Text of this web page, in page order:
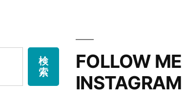
検
索
FOLLOW
INSTAGRAM